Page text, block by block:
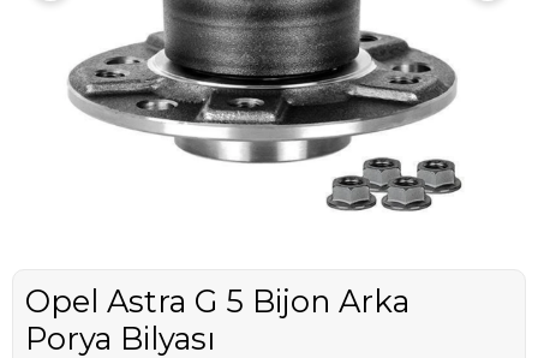
Opel Astra G 5 Bijon Arka
Porya Bilyası